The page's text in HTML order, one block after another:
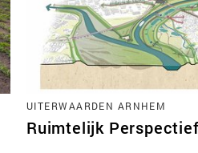
UITERWAARDEN ARNHEM
Ruimtelijk